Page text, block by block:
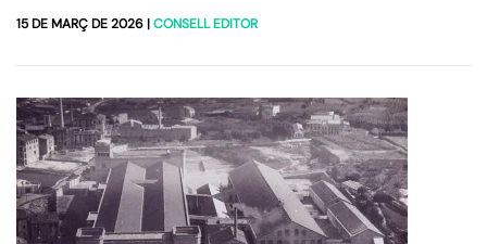
15 DE MARÇ DE 2026 |CONSELL EDITOR